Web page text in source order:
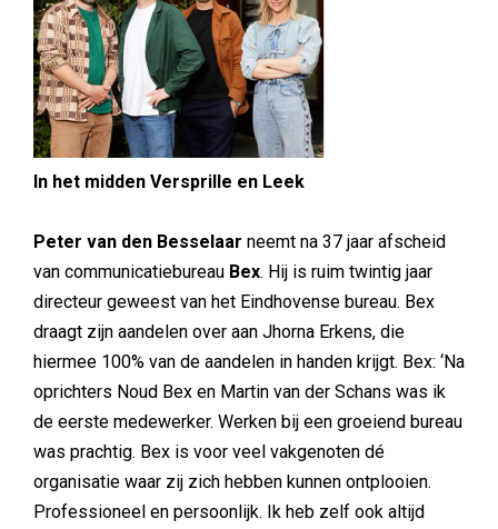
In het midden Versprille en Leek
Peter van den Besselaar neemt na 37 jaar afscheid
van communicatiebureau Bex. Hij is ruim twintig jaar
directeur geweest van het Eindhovense bureau. Bex
draagt zijn aandelen over aan Jhorna Erkens, die
hiermee 100% van de aandelen in handen krijgt. Bex: ‘Na
oprichters Noud Bex en Martin van der Schans was ik
de eerste medewerker. Werken bij een groeiend bureau
was prachtig. Bex is voor veel vakgenoten dé
organisatie waar zij zich hebben kunnen ontplooien.
Professioneel en persoonlijk. Ik heb zelf ook altijd